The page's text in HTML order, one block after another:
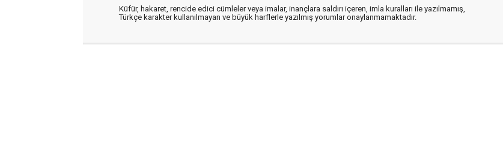
Küfür, hakaret, rencide edici cümleler veya imalar, inançlara saldırı içeren, imla kuralları ile yazılmamış,
Türkçe karakter kullanılmayan ve büyük harflerle yazılmış yorumlar onaylanmamaktadır.